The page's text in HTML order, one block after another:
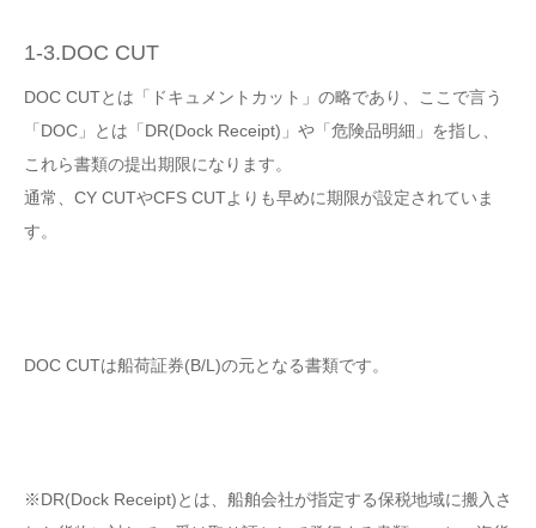
1-3.DOC CUT
DOC CUTとは「ドキュメントカット」の略であり、ここで言う
「DOC」とは「DR(Dock Receipt)」や「危険品明細」を指し、
これら書類の提出期限になります。
通常、CY CUTやCFS CUTよりも早めに期限が設定されていま
す。
DOC CUTは船荷証券(B/L)の元となる書類です。
※DR(Dock Receipt)とは、船舶会社が指定する保税地域に搬入さ